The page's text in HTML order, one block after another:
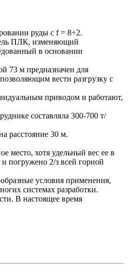
руды с f = 8÷2.
ПЛК, изменяющий
в основании
73 м предназначен для
вести разгрузку с
приводом и работают,
составляла 300-700 т/
расстояние 30 м.
место, хотя удельный вес ее в
погружено 2/з всей горной
условия применения,
системах разработки.
В настоящее время